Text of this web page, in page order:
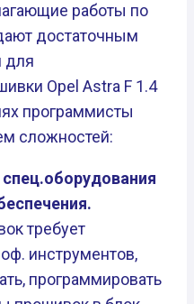
работы по
достаточным
для
Opel Astra F 1.4
программисты
сложностей:
требует
инструментов,
программировать